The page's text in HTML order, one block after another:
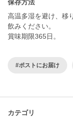
保存方法
高温多湿を避け、移
飲みください。
賞味期限365日。
#ポストにお届け
カテゴリ